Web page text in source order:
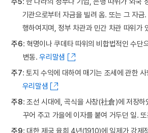
기관으로부터 자금을 빌려 옴. 또는 그 자금
행하여지며, 정부 차관과 민간 차관 따위가
주6: 혁명이나 쿠데타 따위의 비합법적인 수단
변동.우리말샘
주7: 토지 수익에 대하여 매기는 조세에 관한
우리말샘
주8: 조선 시대에, 곡식을 사창(社倉)에 저장하
꾸어 주고 가을에 이자를 붙여 거두던 일.
주9: 대한 제국 융희 4년(1910)에 일제가 강제